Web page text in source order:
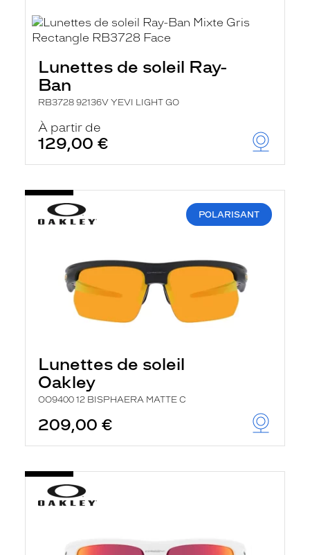
Lunettes de soleil Ray-
Ban
RB3728 92136V YEVI LIGHT GO
À partir de
129,00 €
POLARISANT
Lunettes de soleil
Oakley
OO9400 12 BISPHAERA MATTE C
209,00 €